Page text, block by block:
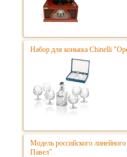
Набор для коньяка Chinelli
Модель российского
Павел"